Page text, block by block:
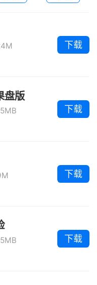
下载
盘版
下载
下载
下载